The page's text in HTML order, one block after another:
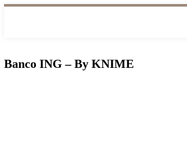
Banco ING – By KNIME